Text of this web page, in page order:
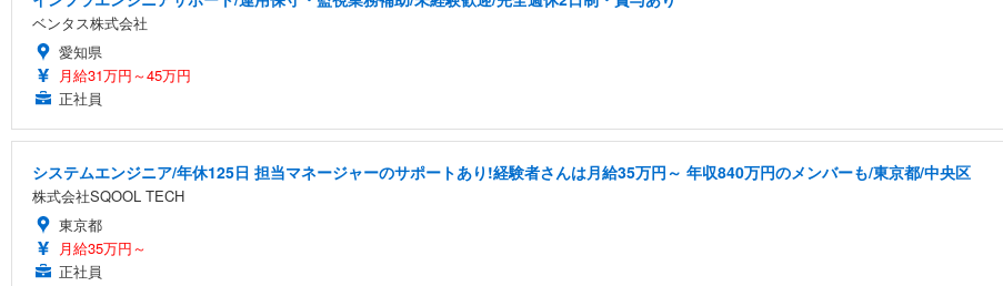
ベンタス株式会社
愛知県
月給31万円～45万円
正社員
システムエンジニア/年休125日 担当マネージャーのサポートあり!経験者さんは月給35万円～ 年収840万円のメンバーも/東京都/中央区
株式会社SQOOL TECH
東京都
月給35万円～
正社員